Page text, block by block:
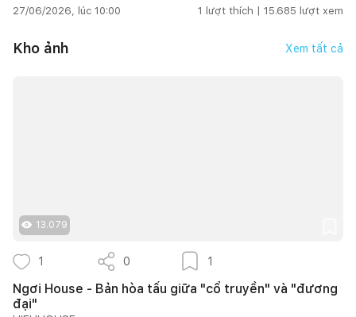
27/06/2026, lúc 10:00 1 lượt thích | 15.685 lượt xem
Kho ảnh Xem tất cả
13.079
1 0 1
Ngơi House - Bản hòa tấu giữa "cổ truyền" và "đương
đại"